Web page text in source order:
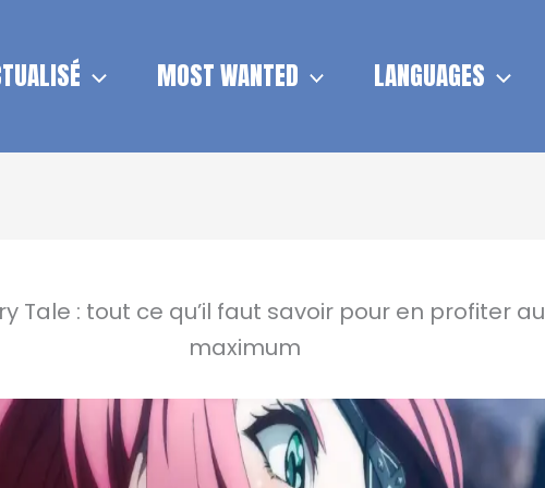
MOST WANTED LANGUAGES
Tale : tout ce qu’il faut savoir pour en profiter au
maximum